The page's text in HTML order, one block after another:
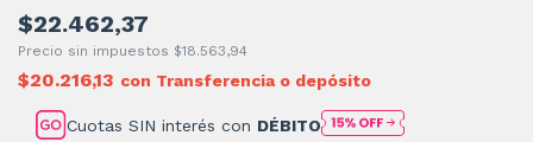
$22.462,37
Precio sin impuestos $18.563,94
$20.216,13 con Transferencia o depósito
Cuotas SIN interés con DÉBITO